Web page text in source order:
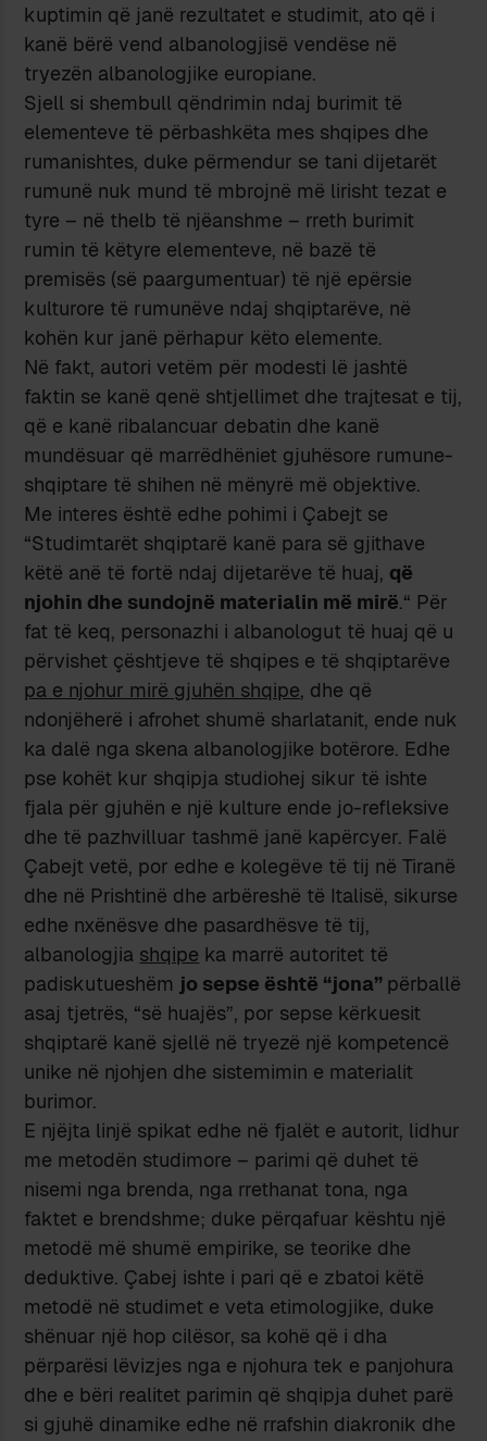
kuptimin që janë rezultatet e studimit, ato që i
kanë bërë vend albanologjisë vendëse në
tryezën albanologjike europiane.
Sjell si shembull qëndrimin ndaj burimit të
elementeve të përbashkëta mes shqipes dhe
rumanishtes, duke përmendur se tani dijetarët
rumunë nuk mund të mbrojnë më lirisht tezat e
tyre – në thelb të njëanshme – rreth burimit
rumin të këtyre elementeve, në bazë të
premisës (së paargumentuar) të një epërsie
kulturore të rumunëve ndaj shqiptarëve, në
kohën kur janë përhapur këto elemente.
Në fakt, autori vetëm për modesti lë jashtë
faktin se kanë qenë shtjellimet dhe trajtesat e tij,
që e kanë ribalancuar debatin dhe kanë
mundësuar që marrëdhëniet gjuhësore rumune-
shqiptare të shihen në mënyrë më objektive.
Me interes është edhe pohimi i Çabejt se
“Studimtarët shqiptarë kanë para së gjithave
këtë anë të fortë ndaj dijetarëve të huaj, që
njohin dhe sundojnë materialin më mirë.“ Për
fat të keq, personazhi i albanologut të huaj që u
përvishet çështjeve të shqipes e të shqiptarëve
pa e njohur mirë gjuhën shqipe, dhe që
ndonjëherë i afrohet shumë sharlatanit, ende nuk
ka dalë nga skena albanologjike botërore. Edhe
pse kohët kur shqipja studiohej sikur të ishte
fjala për gjuhën e një kulture ende jo-refleksive
dhe të pazhvilluar tashmë janë kapërcyer. Falë
Çabejt vetë, por edhe e kolegëve të tij në Tiranë
dhe në Prishtinë dhe arbëreshë të Italisë, sikurse
edhe nxënësve dhe pasardhësve të tij,
albanologjia shqipe ka marrë autoritet të
padiskutueshëm jo sepse është “jona” përballë
asaj tjetrës, “së huajës”, por sepse kërkuesit
shqiptarë kanë sjellë në tryezë një kompetencë
unike në njohjen dhe sistemimin e materialit
burimor.
E njëjta linjë spikat edhe në fjalët e autorit, lidhur
me metodën studimore – parimi që duhet të
nisemi nga brenda, nga rrethanat tona, nga
faktet e brendshme; duke përqafuar kështu një
metodë më shumë empirike, se teorike dhe
deduktive. Çabej ishte i pari që e zbatoi këtë
metodë në studimet e veta etimologjike, duke
shënuar një hop cilësor, sa kohë që i dha
përparësi lëvizjes nga e njohura tek e panjohura
dhe e bëri realitet parimin që shqipja duhet parë
si gjuhë dinamike edhe në rrafshin diakronik dhe